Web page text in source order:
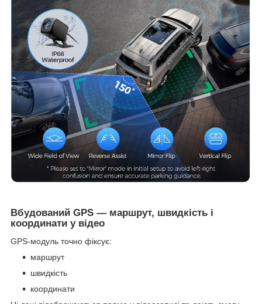
Вбудований GPS — маршрут, швидкість і
координати у відео
GPS-модуль точно фіксує:
маршрут
швидкість
координати